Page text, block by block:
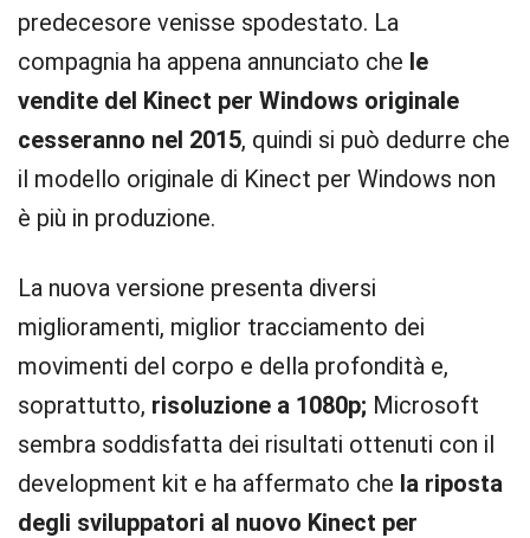
predecesore venisse spodestato. La
compagnia ha appena annunciato che le
vendite del Kinect per Windows originale
cesseranno nel 2015, quindi si può dedurre che
il modello originale di Kinect per Windows non
è più in produzione.
La nuova versione presenta diversi
miglioramenti, miglior tracciamento dei
movimenti del corpo e della profondità e,
soprattutto, risoluzione a 1080p; Microsoft
sembra soddisfatta dei risultati ottenuti con il
development kit e ha affermato che la riposta
degli sviluppatori al nuovo Kinect per